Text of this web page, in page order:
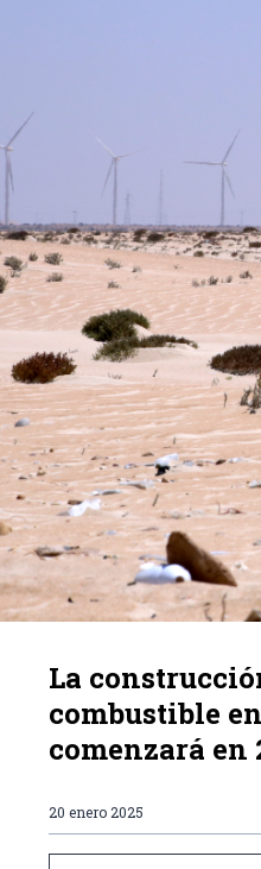
La
combustible
comenzará en
20 enero 2025